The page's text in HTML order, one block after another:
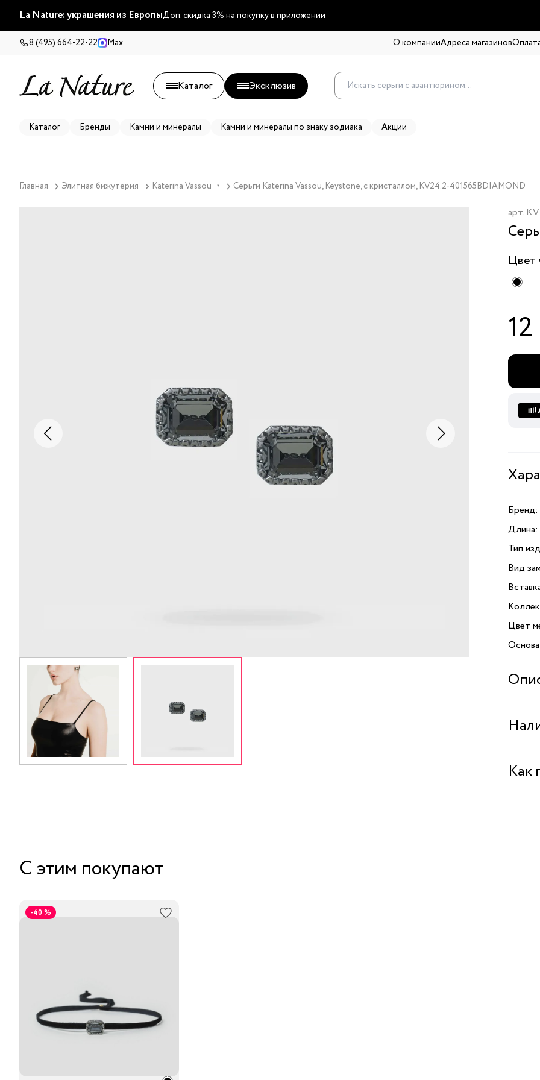
La Nature: украшения из ЕвропыДоп. скидка 3% на покупку в приложении
8 (495) 664-22-22 Max О компанииАдреса магазинов
Каталог Эксклюзив
Каталог Бренды Камни и минералы Камни и минералы по знаку зодиака Акции
Главная Элитная бижутерия Katerina Vassou ▼ Серьги Katerina Vassou, Keystone, с кристаллом, KV24.2-401565BDIAMOND
арт.
Цвет
Бренд:
Длина:
Тип
Вид
Цвет
с
Бутик
Как
С этим покупают
-40 %